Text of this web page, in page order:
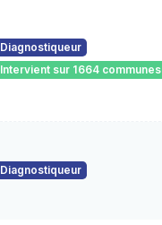
Diagnostiqueur
Intervient sur 1664 communes
Diagnostiqueur